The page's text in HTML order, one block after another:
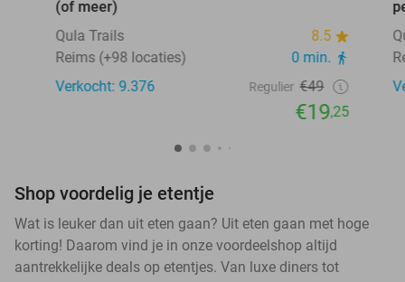
(of meer)
Qula Trails
8.5
Reims (+98 locaties)
0 min.
Verkocht: 9.376
Regulier €49
€19,25
Shop voordelig je etentje
Wat is leuker dan uit eten gaan? Uit eten gaan met hoge
korting! Daarom vind je in onze voordeelshop altijd
aantrekkelijke deals op etentjes. Van luxe diners tot